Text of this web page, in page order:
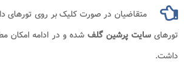
متقاضیان در صورت کلیک بر روی تورهای
تورهایسایت پرشین گلفشده و در ادامه امکان
داشت.